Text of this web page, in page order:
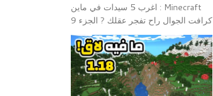
Minecraft : اغرب 5 سيدات في ماين
كرافت الجوال راح تفجر عقلك ? الجزء 9